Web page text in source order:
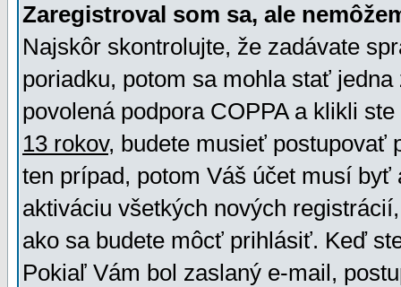
Zaregistroval som sa, ale
Najskôr skontrolujte, že zadávate
poriadku, potom sa mohla stať
povolená podpora COPPA a klikli
13 rokov, budete musieť postupovať
ten prípad, potom Váš účet musí
aktiváciu všetkých nových
ako sa budete môcť prihlásiť. Keď
Pokiaľ Vám bol zaslaný e-mail,